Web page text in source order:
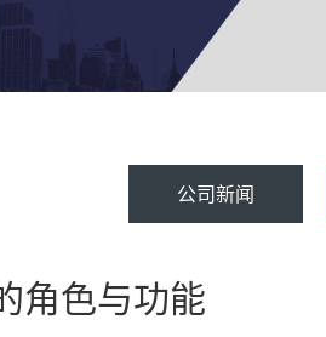
公司新闻
角色与功能